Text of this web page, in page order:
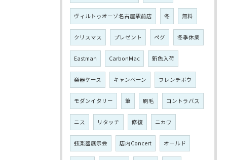
ヴィルトゥオーゾ名古屋駅前店 冬 無料
クリスマス プレゼント ペグ 冬季休業
Eastman CarbonMac 新色入荷
楽器ケース キャンペーン フレンチボウ
モダンイタリー 筆 刷毛 コントラバス
ニス リタッチ 修復 ニカワ
弦楽器展示会 店内Concert オールド